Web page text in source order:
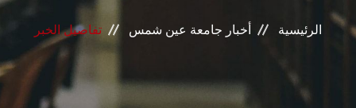
المراكز والوحدات
الأنظمة الذكية
الرئيسية أخبار جامعة عين شمس تفاصيل الخبر